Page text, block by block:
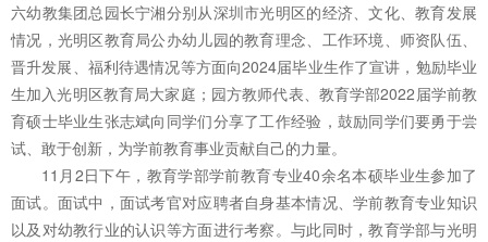
六幼教集团总园长宁湘分别从深圳市光明区的经济、文化、教育发展
情况，光明区教育局公办幼儿园的教育理念、工作环境、师资队伍、
晋升发展、福利待遇情况等方面向2024届毕业生作了宣讲，勉励毕业
生加入光明区教育局大家庭；园方教师代表、教育学部2022届学前教
育硕士毕业生张志斌向同学们分享了工作经验，鼓励同学们要勇于尝
试、敢于创新，为学前教育事业贡献自己的力量。
11月2日下午，教育学部学前教育专业40余名本硕毕业生参加了
面试。面试中，面试考官对应聘者自身基本情况、学前教育专业知识
以及对幼教行业的认识等方面进行考察。与此同时，教育学部与光明